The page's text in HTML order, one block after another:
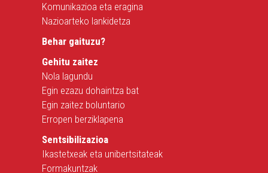
Komunikazioa eta eragina
Nazioarteko lankidetza
Behar gaituzu?
Gehitu zaitez
Nola lagundu
Egin ezazu dohaintza bat
Egin zaitez boluntario
Erropen berziklapena
Sentsibilizazioa
Ikastetxeak eta unibertsitateak
Formakuntzak